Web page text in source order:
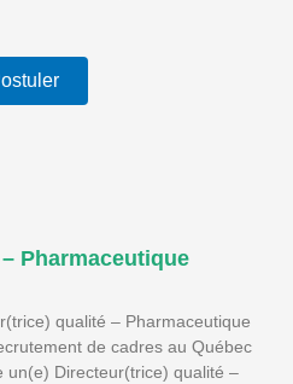
Pharmaceutique
qualité – Pharmaceutique
de cadres au Québec
un(e) Directeur(trice) qualité –